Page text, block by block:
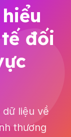
đối
liệu về
thương